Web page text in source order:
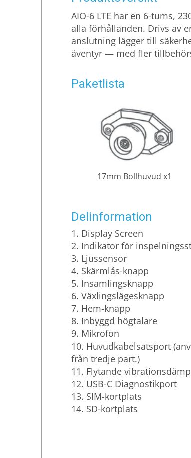
AIO-6 LTE har en 6-tums,
alla förhållanden. Drivs av
anslutning lägger till
äventyr — med fler
Paketlista
17mm Bollhuvud x1
Delinformation
1. Display Screen
2. Indikator för
3. Ljussensor
4. Skärmlås-knapp
5. Insamlingsknapp
6. Växlingslägesknapp
7. Hem-knapp
8. Inbyggd högtalare
9. Mikrofon
10. Huvudkabelsatsport
från tredje part.)
11. Flytande
12. USB-C Diagnostikport
13. SIM-kortplats
14. SD-kortplats